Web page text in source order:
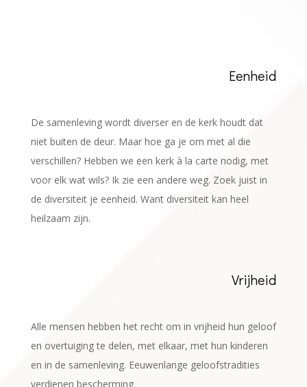
Eenheid
De samenleving wordt diverser en de kerk houdt dat
niet buiten de deur. Maar hoe ga je om met al die
verschillen? Hebben we een kerk à la carte nodig, met
voor elk wat wils? Ik zie een andere weg. Zoek juist in
de diversiteit je eenheid. Want diversiteit kan heel
heilzaam zijn.
Vrijheid
Alle mensen hebben het recht om in vrijheid hun geloof
en overtuiging te delen, met elkaar, met hun kinderen
en in de samenleving. Eeuwenlange geloofstradities
verdienen bescherming.